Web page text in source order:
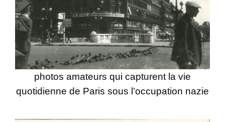
photos amateurs qui capturent la vie
quotidienne de Paris sous l’occupation nazie